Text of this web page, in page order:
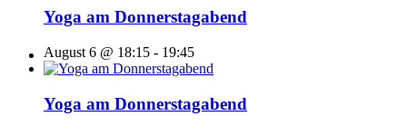
Yoga am Donnerstagabend
August 6 @ 18:15 - 19:45
Yoga am Donnerstagabend